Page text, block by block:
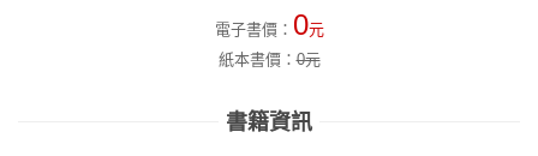
電子書價： 0元
紙本書價：0元
書籍資訊